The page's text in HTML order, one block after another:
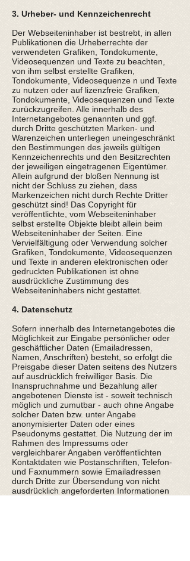
3. Urheber- und Kennzeichenrecht
Der Webseiteninhaber ist bestrebt, in allen
Publikationen die Urheberrechte der
verwendeten Grafiken, Tondokumente,
Videosequenzen und Texte zu beachten,
von ihm selbst erstellte Grafiken,
Tondokumente, Videosequenze n und Texte
zu nutzen oder auf lizenzfreie Grafiken,
Tondokumente, Videosequenzen und Texte
zurückzugreifen. Alle innerhalb des
Internetangebotes genannten und ggf.
durch Dritte geschützten Marken- und
Warenzeichen unterliegen uneingeschränkt
den Bestimmungen des jeweils gültigen
Kennzeichenrechts und den Besitzrechten
der jeweiligen eingetragenen Eigentümer.
Allein aufgrund der bloßen Nennung ist
nicht der Schluss zu ziehen, dass
Markenzeichen nicht durch Rechte Dritter
geschützt sind! Das Copyright für
veröffentlichte, vom Webseiteninhaber
selbst erstellte Objekte bleibt allein beim
Webseiteninhaber der Seiten. Eine
Vervielfältigung oder Verwendung solcher
Grafiken, Tondokumente, Videosequenzen
und Texte in anderen elektronischen oder
gedruckten Publikationen ist ohne
ausdrückliche Zustimmung des
Webseiteninhabers nicht gestattet.
4. Datenschutz
Sofern innerhalb des Internetangebotes die
Möglichkeit zur Eingabe persönlicher oder
geschäftlicher Daten (Emailadressen,
Namen, Anschriften) besteht, so erfolgt die
Preisgabe dieser Daten seitens des Nutzers
auf ausdrücklich freiwilliger Basis. Die
Inanspruchnahme und Bezahlung aller
angebotenen Dienste ist - soweit technisch
möglich und zumutbar - auch ohne Angabe
solcher Daten bzw. unter Angabe
anonymisierter Daten oder eines
Pseudonyms gestattet. Die Nutzung der im
Rahmen des Impressums oder
vergleichbarer Angaben veröffentlichten
Kontaktdaten wie Postanschriften, Telefon-
und Faxnummern sowie Emailadressen
durch Dritte zur Übersendung von nicht
ausdrücklich angeforderten Informationen